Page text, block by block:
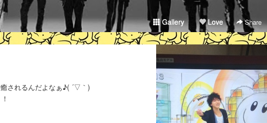
Gallery Love Share
されるんだよなぁ♪( ´▽｀)